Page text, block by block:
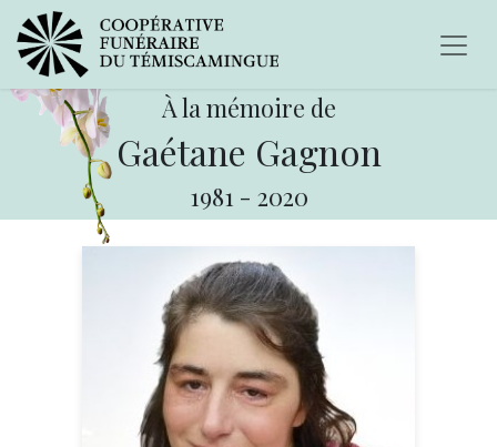
À la mémoire de
Gaétane Gagnon
1981 - 2020